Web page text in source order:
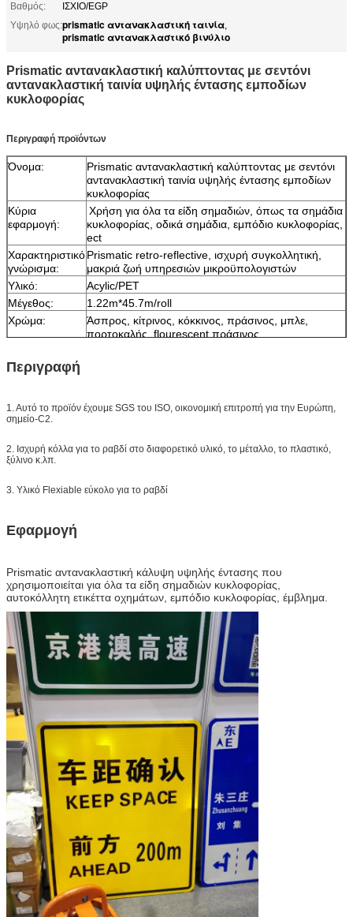
Βαθμός:
ΙΣΧΙΟ/EGP
Υψηλό φως:prismatic αντανακλαστική ταινία,
prismatic αντανακλαστικό βινύλιο
Prismatic αντανακλαστική καλύπτοντας με σεντόνι
αντανακλαστική ταινία υψηλής έντασης εμποδίων
κυκλοφορίας
Περιγραφή προϊόντων
Όνομα:
Prismatic αντανακλαστική καλύπτοντας με σεντόνι
αντανακλαστική ταινία υψηλής έντασης εμποδίων
κυκλοφορίας
Κύρια
εφαρμογή:
Χρήση για όλα τα είδη σημαδιών, όπως τα σημάδια
κυκλοφορίας, οδικά σημάδια, εμπόδιο κυκλοφορίας,
ect
Χαρακτηριστικό
γνώρισμα:
Prismatic retro-reflective, ισχυρή συγκολλητική,
μακριά ζωή υπηρεσιών μικροϋπολογιστών
Υλικό:
Acylic/PET
Μέγεθος:
1.22m*45.7m/roll
Χρώμα:
Άσπρος, κίτρινος, κόκκινος, πράσινος, μπλε,
πορτοκαλής, flourescent πράσινος
Δείγμα:
Περιγραφή
1. Αυτό το προϊόν έχουμε SGS του ISO, οικονομική επιτροπή για την Ευρώπη,
σημείο-C2.
2. Ισχυρή κόλλα για το ραβδί στο διαφορετικό υλικό, το μέταλλο, το πλαστικό,
ξύλινο κ.λπ.
3. Υλικό Flexiable εύκολο για το ραβδί
Εφαρμογή
Prismatic αντανακλαστική κάλυψη υψηλής έντασης που
χρησιμοποιείται για όλα τα είδη σημαδιών κυκλοφορίας,
αυτοκόλλητη ετικέττα οχημάτων, εμπόδιο κυκλοφορίας, έμβλημα.